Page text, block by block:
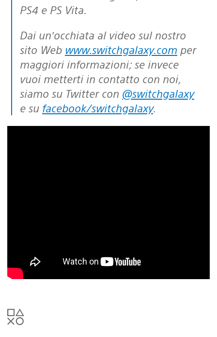
PS4 e PS Vita.
Dai un’occhiata al video sul nostro
sito Web www.switchgalaxy.com per
maggiori informazioni; se invece
vuoi metterti in contatto con noi,
siamo su Twitter con @switchgalaxy
e su facebook/switchgalaxy.